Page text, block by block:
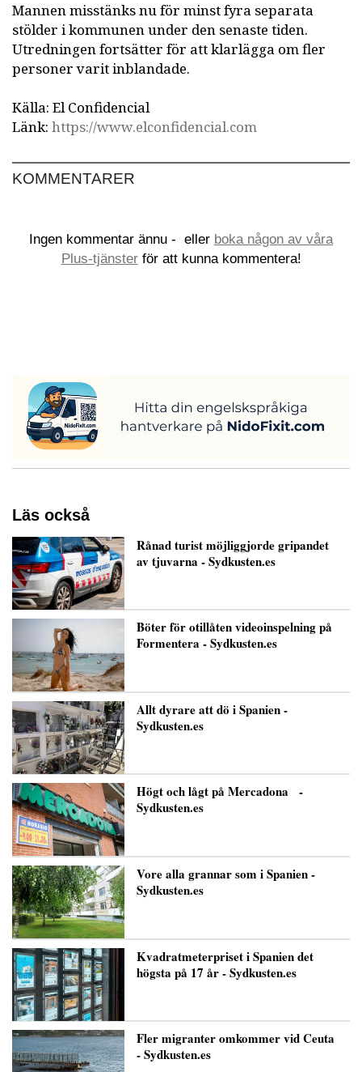
Mannen misstänks nu för minst fyra separata
stölder i kommunen under den senaste tiden.
Utredningen fortsätter för att klarlägga om fler
personer varit inblandade.
Källa: El Confidencial
Länk: https://www.elconfidencial.com
KOMMENTARER
Ingen kommentar ännu - eller boka någon av våra
Plus-tjänsterför att kunna kommentera!